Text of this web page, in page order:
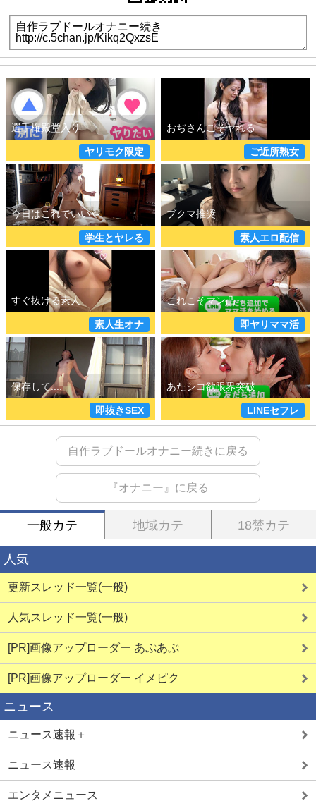
詳しく見る 詳しく見る
詳しく見る
夜遊びババア
詳しく見る
学生とヤレる
ヤリモク限定 ご近所熟女
学生とヤレる 素人エロ配信
素人生オナ 即ヤリママ活
即抜きSEX LINEセフレ
自作ラブドールオナニー続きに戻る
『オナニー』に戻る
一般カテ 地域カテ 18禁カテ
人気
更新スレッド一覧(一般)
人気スレッド一覧(一般)
[PR]画像アップローダー あぷあぷ
[PR]画像アップローダー イメピク
ニュース
ニュース速報＋
ニュース速報
エンタメニュース